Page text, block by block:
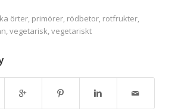
örter, primörer, rödbetor, rotfrukter,
,vegetarisk,vegetariskt